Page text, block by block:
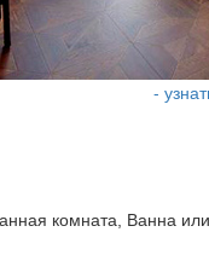
-
комната, Ванна